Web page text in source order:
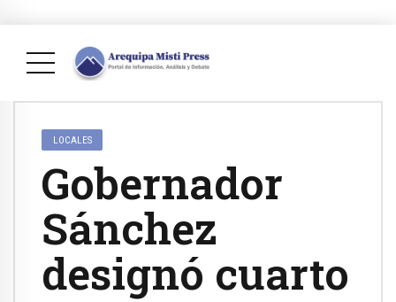
LOCALES
Gobernador
Sánchez
designó cuarto